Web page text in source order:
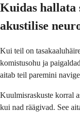
Kuidas hallata
akustilise
Kui teil on
komistusohu ja
aitab teil paremini
Kuulmisraskuste korral
kui nad räägivad. See